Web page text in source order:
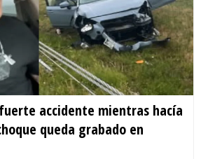
accidente mientras hacía
queda grabado en